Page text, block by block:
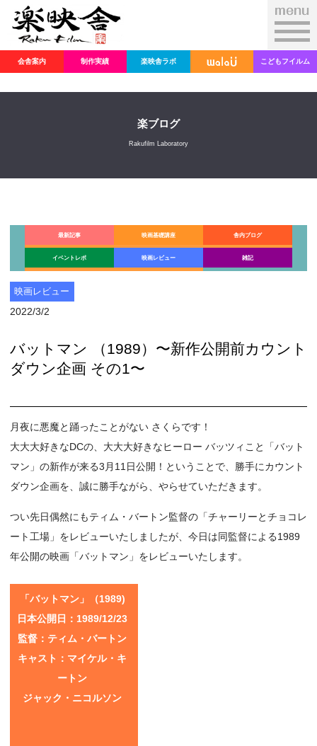
会舎案内 制作実績 楽映舎ラボ こどもフイルム
楽ブログ
Rakufilm Laboratory
最新記事 映画基礎講座 舎内ブログ
イベントレポ 映画レビュー 雑記
映画レビュー
2022/3/2
バットマン （1989）〜新作公開前カウント
ダウン企画 その1〜
月夜に悪魔と踊ったことがない さくらです！
大大大好きなDCの、大大大好きなヒーロー バッツィこと「バット
マン」の新作が来る3月11日公開！ということで、勝手にカウント
ダウン企画を、誠に勝手ながら、やらせていただきます。
つい先日偶然にもティム・バートン監督の「チャーリーとチョコレ
ート工場」をレビューいたしましたが、今日は同監督による1989
年公開の映画「バットマン」をレビューいたします。
「バットマン」（1989)
日本公開日：1989/12/23
監督：ティム・バートン
キャスト：マイケル・キ
ートン
ジャック・ニコルソン